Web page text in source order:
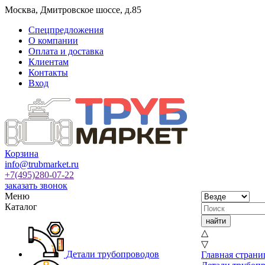
Москва, Дмитровское шоссе, д.85
Спецпредложения
О компании
Оплата и доставка
Клиентам
Контакты
Вход
Корзина
info@trubmarket.ru
+7(495)280-07-22
заказать звонок
Меню
Каталог
Детали трубопроводов
△
▽
Главная